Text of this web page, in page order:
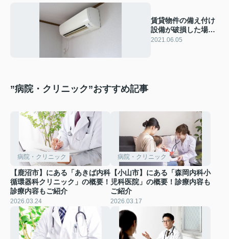
賃貸物件の備え付け
設備が破損した場合
について
2021.06.05
”病院・クリニック”おすすめ記事
病院・クリニック
【鹿沼市】にある「あきば内科
循環器科クリニック」の概要！
診療内容もご紹介
2026.03.24
病院・クリニック
【小山市】にある「森岡内科小
児科医院」の概要！診療内容も
ご紹介
2026.03.17